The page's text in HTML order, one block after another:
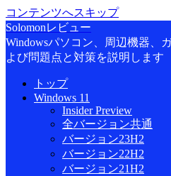
コンテンツへスキップ
Solomonレビュー
Windowsパソコン、周辺機器、
よび問題点と対策を説明します
トップ
Windows 11
Insider Preview
全バージョン共通
バージョン23H2
バージョン22H2
バージョン21H2